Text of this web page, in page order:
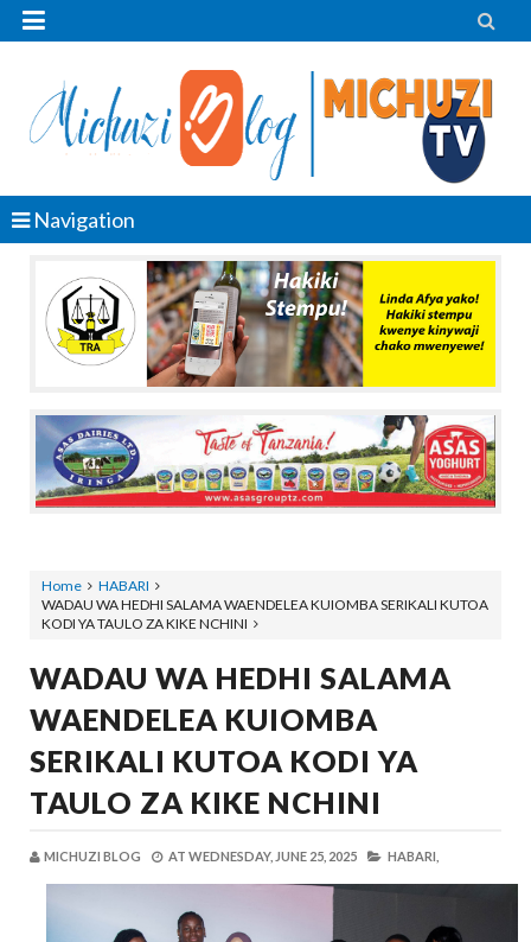
 
Navigation
Home
HABARI
WADAU WA HEDHI SALAMA WAENDELEA KUIOMBA SERIKALI KUTOA
KODI YA TAULO ZA KIKE NCHINI
WADAU WA HEDHI SALAMA
WAENDELEA KUIOMBA
SERIKALI KUTOA KODI YA
TAULO ZA KIKE NCHINI
MICHUZI BLOG AT WEDNESDAY, JUNE 25, 2025 HABARI,